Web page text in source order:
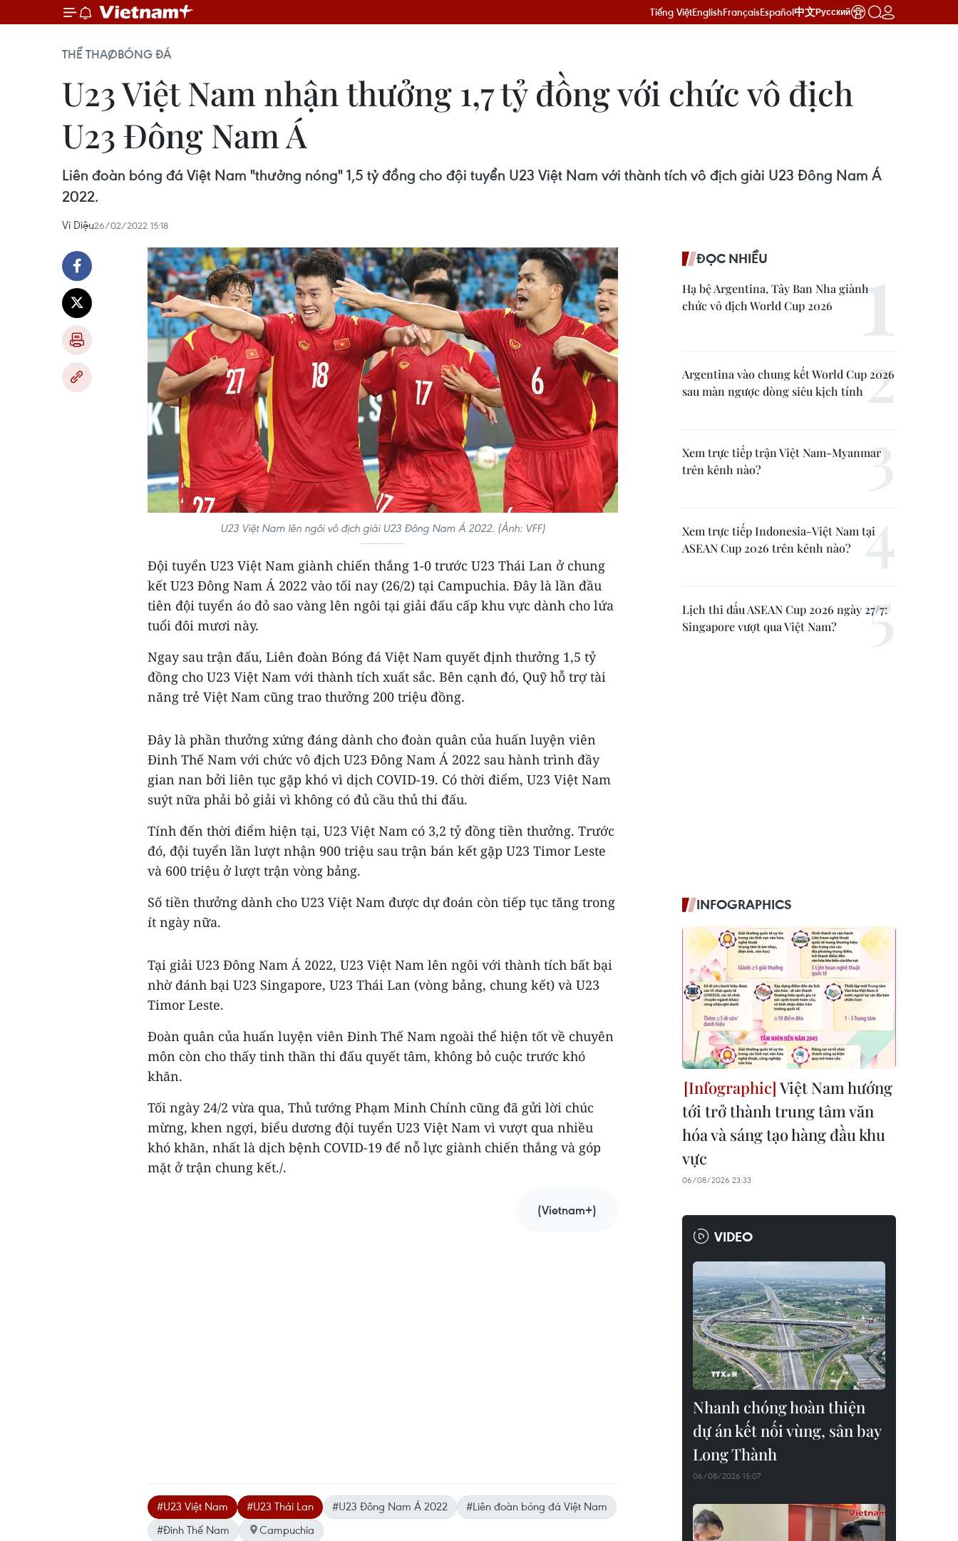
Tiếng ViệtEnglishFrançaisEspañol中文Русский
THỂ THAOBÓNG ĐÁ
U23 Việt Nam nhận thưởng 1,7 tỷ đồng với chức vô địch
U23 Đông Nam Á
Liên đoàn bóng đá Việt Nam "thưởng nóng" 1,5 tỷ đồng cho đội tuyển U23 Việt Nam với thành tích vô địch giải U23 Đông Nam Á
2022.
Vi Diệu26/02/2022 15:18
U23 Việt Nam lên ngôi vô địch giải U23 Đông Nam Á 2022. (Ảnh: VFF)
Đội tuyển U23 Việt Nam giành chiến thắng 1-0 trước U23 Thái Lan ở chung
kết U23 Đông Nam Á 2022 vào tối nay (26/2) tại Campuchia. Đây là lần đầu
tiên đội tuyển áo đỏ sao vàng lên ngôi tại giải đấu cấp khu vực dành cho lứa
tuổi đôi mươi này.
Ngay sau trận đấu, Liên đoàn Bóng đá Việt Nam quyết định thưởng 1,5 tỷ
đồng cho U23 Việt Nam với thành tích xuất sắc. Bên cạnh đó, Quỹ hỗ trợ tài
năng trẻ Việt Nam cũng trao thưởng 200 triệu đồng.
Đây là phần thưởng xứng đáng dành cho đoàn quân của huấn luyện viên
Đinh Thế Nam với chức vô địch U23 Đông Nam Á 2022 sau hành trình đầy
gian nan bởi liên tục gặp khó vì dịch COVID-19. Có thời điểm, U23 Việt Nam
suýt nữa phải bỏ giải vì không có đủ cầu thủ thi đấu.
Tính đến thời điểm hiện tại, U23 Việt Nam có 3,2 tỷ đồng tiền thưởng. Trước
đó, đội tuyển lần lượt nhận 900 triệu sau trận bán kết gặp U23 Timor Leste
và 600 triệu ở lượt trận vòng bảng.
Số tiền thưởng dành cho U23 Việt Nam được dự đoán còn tiếp tục tăng trong
ít ngày nữa.
Tại giải U23 Đông Nam Á 2022, U23 Việt Nam lên ngôi với thành tích bất bại
nhờ đánh bại U23 Singapore, U23 Thái Lan (vòng bảng, chung kết) và U23
Timor Leste.
Đoàn quân của huấn luyện viên Đinh Thế Nam ngoài thể hiện tốt về chuyên
môn còn cho thấy tinh thần thi đấu quyết tâm, không bỏ cuộc trước khó
khăn.
Tối ngày 24/2 vừa qua, Thủ tướng Phạm Minh Chính cũng đã gửi lời chúc
mừng, khen ngợi, biểu dương đội tuyển U23 Việt Nam vì vượt qua nhiều
khó khăn, nhất là dịch bệnh COVID-19 để nỗ lực giành chiến thắng và góp
mặt ở trận chung kết./.
(Vietnam+)
#U23 Việt Nam #U23 Thái Lan #U23 Đông Nam Á 2022
#Liên đoàn bóng đá Việt Nam
#Đinh Thế Nam
Campuchia
ĐỌC NHIỀU
Hạ bệ Argentina, Tây Ban Nha giành
chức vô địch World Cup 2026
Argentina vào chung kết World Cup 2026
sau màn ngược dòng siêu kịch tính
Xem trực tiếp trận Việt Nam-Myanmar
trên kênh nào?
Xem trực tiếp Indonesia-Việt Nam tại
ASEAN Cup 2026 trên kênh nào?
Lịch thi đấu ASEAN Cup 2026 ngày 27/7:
Singapore vượt qua Việt Nam?
INFOGRAPHICS
Việt Nam hướng
tới trở thành trung tâm văn
hóa và sáng tạo hàng đầu khu
vực
06/08/2026 23:33
VIDEO
Nhanh chóng hoàn thiện
dự án kết nối vùng, sân bay
Long Thành
06/08/2026 15:07